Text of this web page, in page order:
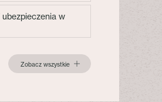
ubezpieczenia w
Zobacz wszystkie